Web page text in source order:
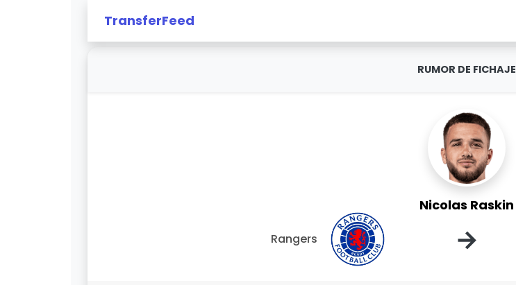
TransferFeed
RUMOR DE FICHAJE
Nicolas Raskin
Rangers →